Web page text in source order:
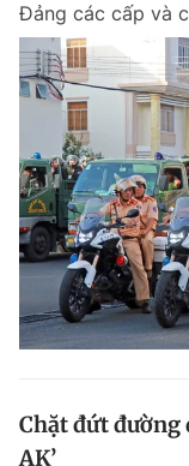
Đảng các cấp và
Chặt đứt đường
AK’